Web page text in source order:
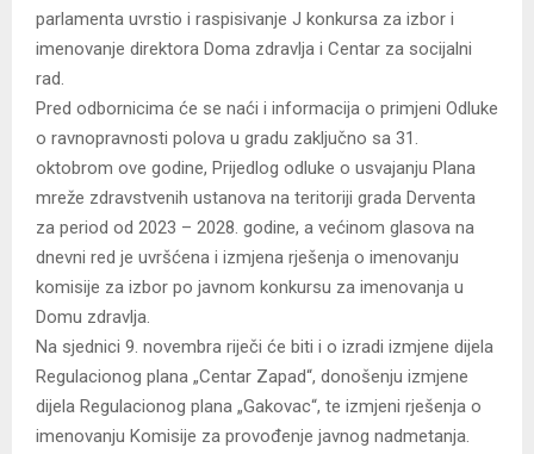
parlamenta uvrstio i raspisivanje J konkursa za izbor i
imenovanje direktora Doma zdravlja i Centar za socijalni
rad.
Pred odbornicima će se naći i informacija o primjeni Odluke
o ravnopravnosti polova u gradu zaključno sa 31.
oktobrom ove godine, Prijedlog odluke o usvajanju Plana
mreže zdravstvenih ustanova na teritoriji grada Derventa
za period od 2023 – 2028. godine, a većinom glasova na
dnevni red je uvršćena i izmjena rješenja o imenovanju
komisije za izbor po javnom konkursu za imenovanja u
Domu zdravlja.
Na sjednici 9. novembra riječi će biti i o izradi izmjene dijela
Regulacionog plana „Centar Zapad“, donošenju izmjene
dijela Regulacionog plana „Gakovac“, te izmjeni rješenja o
imenovanju Komisije za provođenje javnog nadmetanja.